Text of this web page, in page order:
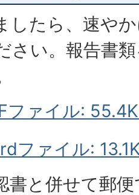
したら、速や
さい。報告書
ファイル:
ファイル:
書と併せて郵